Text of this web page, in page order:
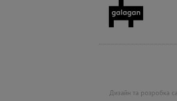
Дизайн та розробка